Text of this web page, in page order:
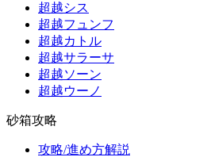
超越シス
超越フュンフ
超越カトル
超越サラーサ
超越ソーン
超越ウーノ
砂箱攻略
攻略/進め方解説